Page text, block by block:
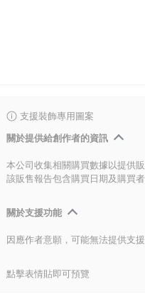
支援裝飾專用圖案
關於提供給創作者的資訊
本公司收集相關購買數據以提供
該販售報告包含購買日期及購買
關於支援功能
因應作者意願，可能無法提供支援
點擊表情貼即可預覽